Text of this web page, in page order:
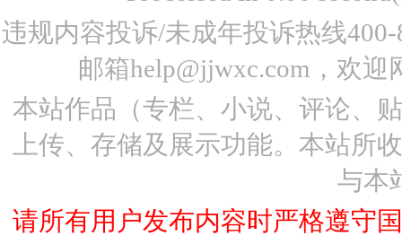
违规内容投诉/未成年投诉热线
邮箱help@jjwxc.com，欢
本站作品（专栏、小说、评论、
上传、存储及展示功能。本站所
与本
请所有用户发布内容时严格遵守